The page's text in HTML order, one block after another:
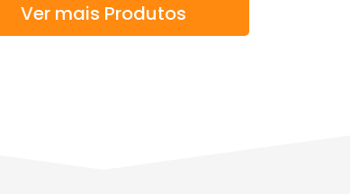
Ver mais Produtos